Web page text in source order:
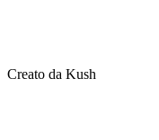
Creato da Kush